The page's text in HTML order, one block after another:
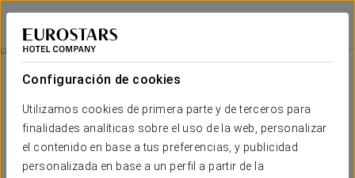
Configuración de cookies
Utilizamos cookies de primera parte y de terceros para
finalidades analíticas sobre el uso de la web, personalizar
el contenido en base a tus preferencias, y publicidad
personalizada en base a un perfil a partir de la
Eurostars Gran Madrid
MADRID - ALCOBENDAS
Restauración
El hotel dispone de restaurante y bar-cafetería.